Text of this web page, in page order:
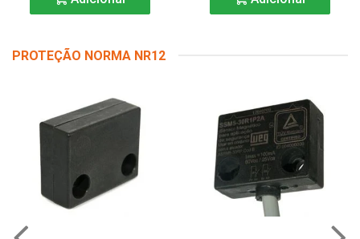
PROTEÇÃO NORMA NR12